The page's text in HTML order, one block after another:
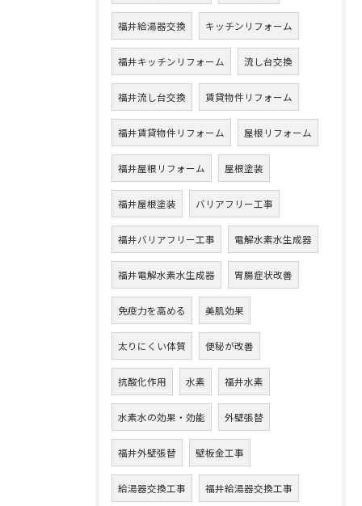
福井給湯器交換 キッチンリフォーム
福井キッチンリフォーム 流し台交換
福井流し台交換 賃貸物件リフォーム
福井賃貸物件リフォーム 屋根リフォーム
福井屋根リフォーム 屋根塗装
福井屋根塗装 バリアフリー工事
福井バリアフリー工事 電解水素水生成器
福井電解水素水生成器 胃腸症状改善
免疫力を高める 美肌効果
太りにくい体質 便秘が改善
抗酸化作用 水素 福井水素
水素水の効果・効能 外壁張替
福井外壁張替 壁板金工事
給湯器交換工事 福井給湯器交換工事